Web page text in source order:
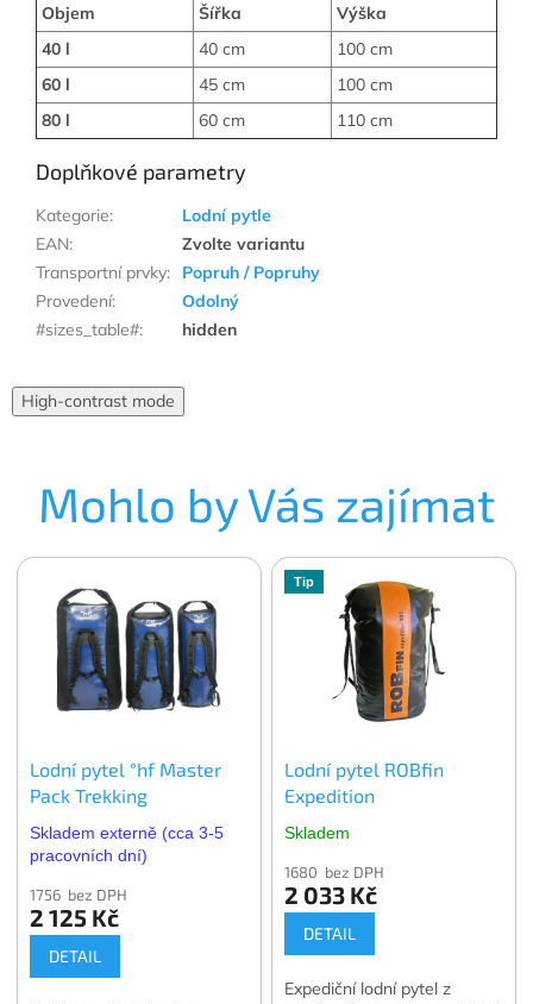
Objem Šířka
Výška
40 l
40 cm
100 cm
60 l
45 cm
100 cm
80 l
60 cm 110 cm
Doplňkové parametry
Kategorie:
Lodní pytle
EAN:
Zvolte variantu
Transportní prvky:
Popruh / Popruhy
Provedení:
Odolný
#sizes_table#: hidden
High-contrast mode
Mohlo by Vás zajímat
Lodní pytel °hf Master
Pack Trekking
Skladem externě (cca 3-5
pracovních dní)
1756 bez DPH
2 125 Kč
DETAIL
Tip
Lodní pytel ROBfin
Expedition
Skladem
1680 bez DPH
2 033 Kč
DETAIL
Expediční lodní pytel z